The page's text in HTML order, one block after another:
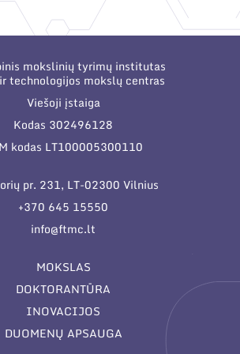
bei asociacijose
mokslinių tyrimų institutas
technologijos mokslų centras
Viešoji įstaiga
Kodas 302496128
kodas LT100005300110
pr. 231, LT-02300 Vilnius
+370 645 15550
info@ftmc.lt
MOKSLAS
DOKTORANTŪRA
INOVACIJOS
DUOMENŲ APSAUGA